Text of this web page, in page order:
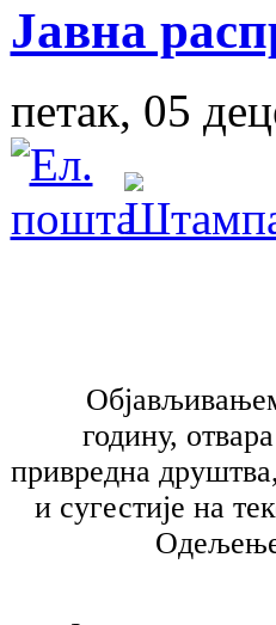
Јавна
петак, 05
О
годину,
привредна друштва,
и сугестије на